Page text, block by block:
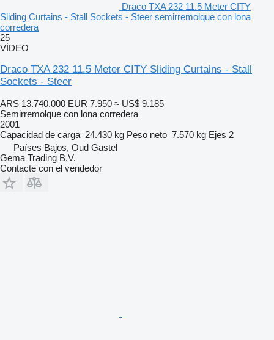
Draco TXA 232 11.5 Meter CITY
Sliding Curtains - Stall Sockets - Steer semirremolque con lona
corredera
25
VÍDEO
Draco TXA 232 11.5 Meter CITY Sliding Curtains - Stall
Sockets - Steer
ARS 13.740.000 EUR 7.950 ≈ US$ 9.185
Semirremolque con lona corredera
2001
Capacidad de carga 24.430 kg Peso neto 7.570 kg Ejes 2
Países Bajos, Oud Gastel
Gema Trading B.V.
Contacte con el vendedor